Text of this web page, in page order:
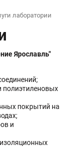
лаборатории
Ярославль"
полиэтиленовых
покрытий на
и